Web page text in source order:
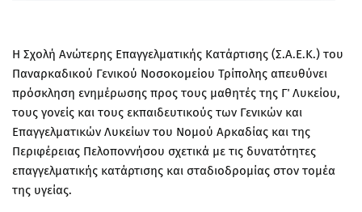
Η Σχολή Ανώτερης Επαγγελματικής Κατάρτισης (Σ.Α.Ε.Κ.) του
Παναρκαδικού Γενικού Νοσοκομείου Τρίπολης απευθύνει
πρόσκληση ενημέρωσης προς τους μαθητές της Γ΄ Λυκείου,
τους γονείς και τους εκπαιδευτικούς των Γενικών και
Επαγγελματικών Λυκείων του Νομού Αρκαδίας και της
Περιφέρειας Πελοποννήσου σχετικά με τις δυνατότητες
επαγγελματικής κατάρτισης και σταδιοδρομίας στον τομέα
της υγείας.